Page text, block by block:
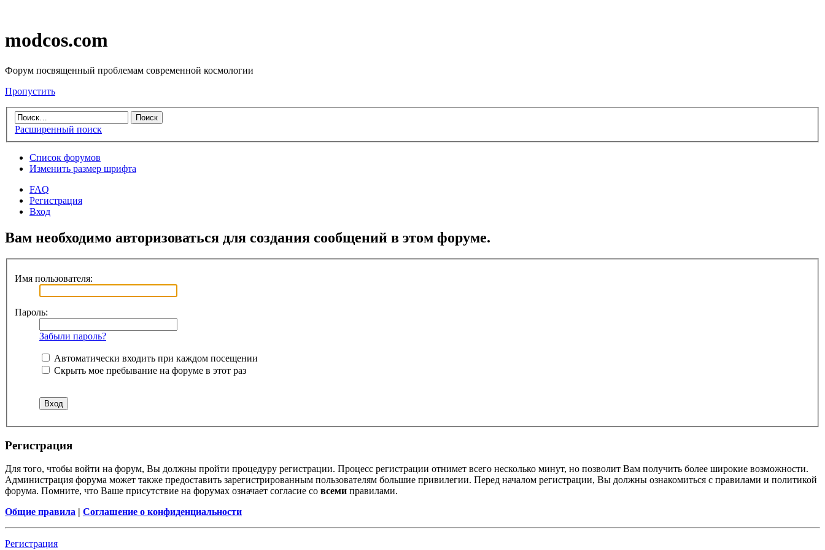
modcos.com
Форум посвященный проблемам современной космологии
Пропустить
Расширенный поиск
Список форумов
Изменить размер шрифта
FAQ
Регистрация
Вход
Вам необходимо авторизоваться для создания сообщений в этом форуме.
Имя пользователя:
Пароль:
Забыли пароль?
Автоматически входить при каждом посещении
Скрыть мое пребывание на форуме в этот раз
Регистрация
Для того, чтобы войти на форум, Вы должны пройти процедуру регистрации. Процесс регистрации отнимет всего несколько минут, но позволит Вам получить более широкие возможности.
Администрация форума может также предоставить зарегистрированным пользователям большие привилегии. Перед началом регистрации, Вы должны ознакомиться с правилами и политикой
форума. Помните, что Ваше присутствие на форумах означает согласие со всеми правилами.
Общие правила | Соглашение о конфиденциальности
Регистрация